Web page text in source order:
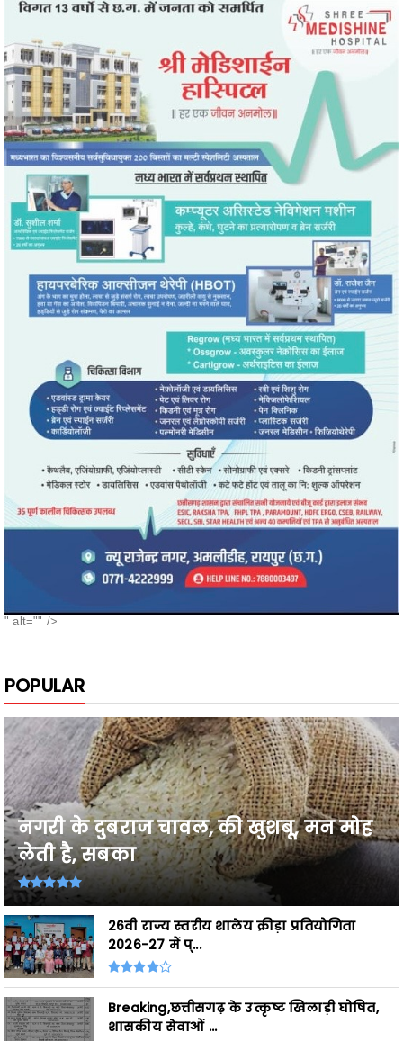
POPULAR
नगरी के दुबराज चावल, की खुशबू, मन मोह
लेती है, सबका
26वी राज्य स्तरीय शालेय क्रीड़ा प्रतियोगिता
2026-27 में प्...
Breaking,छत्तीसगढ़ के उत्कृष्ट खिलाड़ी घोषित,
शासकीय सेवाओं ...